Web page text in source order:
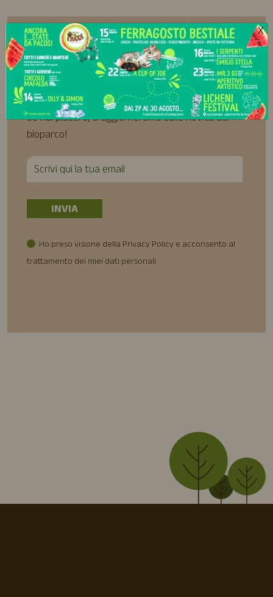
X
Iscriviti alla
Newsletter
Se hai piacere, ti aggiorneremo sulle novità del
bioparco!
Ho preso visione della Privacy Policy e acconsento al
trattamento dei miei dati personali